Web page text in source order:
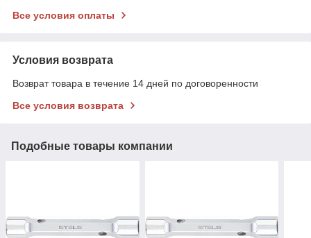
Все условия оплаты
Условия возврата
Возврат товара в течение 14 дней по договоренности
Все условия возврата
Подобные товары компании